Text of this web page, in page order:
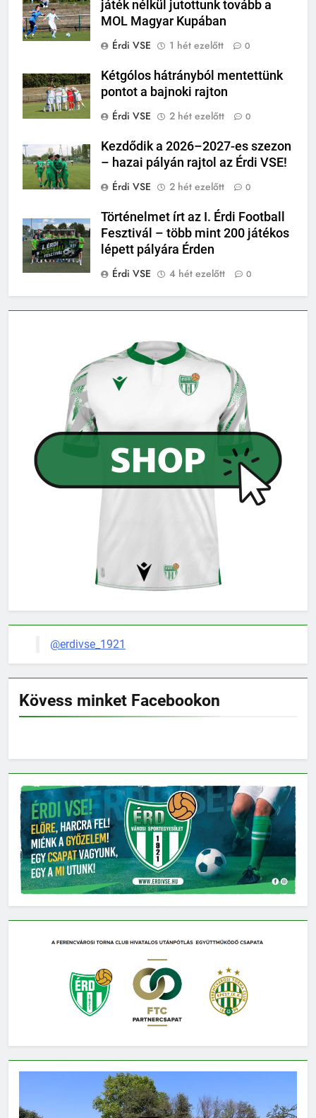
játék nélkül jutottunk tovább a
MOL Magyar Kupában
Érdi VSE
1 hét ezelőtt 0
Kétgólos hátrányból mentettünk
pontot a bajnoki rajton
Érdi VSE
2 hét ezelőtt 0
Kezdődik a 2026–2027-es szezon
– hazai pályán rajtol az Érdi VSE!
Érdi VSE
2 hét ezelőtt 0
Történelmet írt az I. Érdi Football
Fesztivál – több mint 200 játékos
lépett pályára Érden
Érdi VSE
4 hét ezelőtt 0
@erdivse_1921
Kövess minket Facebookon